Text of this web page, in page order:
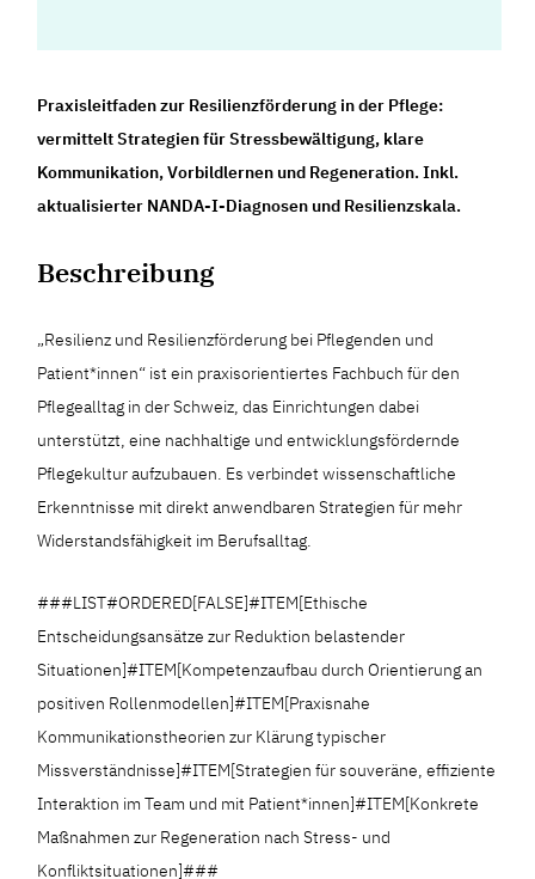
Praxisleitfaden zur Resilienzförderung in der Pflege:
vermittelt Strategien für Stressbewältigung, klare
Kommunikation, Vorbildlernen und Regeneration. Inkl.
aktualisierter NANDA-I-Diagnosen und Resilienzskala.
Beschreibung
„Resilienz und Resilienzförderung bei Pflegenden und
Patient*innen“ ist ein praxisorientiertes Fachbuch für den
Pflegealltag in der Schweiz, das Einrichtungen dabei
unterstützt, eine nachhaltige und entwicklungsfördernde
Pflegekultur aufzubauen. Es verbindet wissenschaftliche
Erkenntnisse mit direkt anwendbaren Strategien für mehr
Widerstandsfähigkeit im Berufsalltag.
###LIST#ORDERED[FALSE]#ITEM[Ethische
Entscheidungsansätze zur Reduktion belastender
Situationen]#ITEM[Kompetenzaufbau durch Orientierung an
positiven Rollenmodellen]#ITEM[Praxisnahe
Kommunikationstheorien zur Klärung typischer
Missverständnisse]#ITEM[Strategien für souveräne, effiziente
Interaktion im Team und mit Patient*innen]#ITEM[Konkrete
Maßnahmen zur Regeneration nach Stress- und
Konfliktsituationen]###